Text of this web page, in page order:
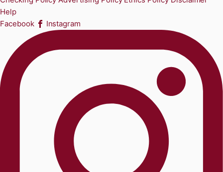
Help
Facebook
Instagram